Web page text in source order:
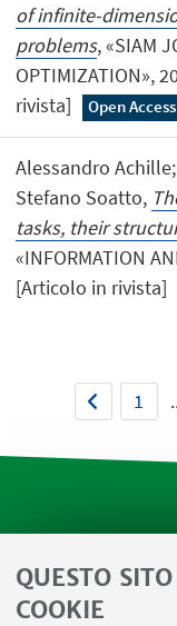
QUESTO
COOKIE
of infinite-
problems, «SIAM
OPTIMIZATION»,
rivista]
Open Access
Alessandro
Stefano Soatto,
tasks, their
«INFORMATION
[Articolo in rivista]
1
MAT info -